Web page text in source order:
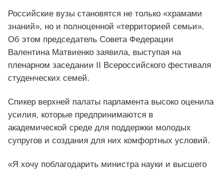
Российские вузы становятся не только «храмами
знаний», но и полноценной «территорией семьи».
Об этом председатель Совета Федерации
Валентина Матвиенко заявила, выступая на
пленарном заседании II Всероссийского фестиваля
студенческих семей.
Спикер верхней палаты парламента высоко оценила
усилия, которые предпринимаются в
академической среде для поддержки молодых
супругов и создания для них комфортных условий.
«Я хочу поблагодарить министра науки и высшего